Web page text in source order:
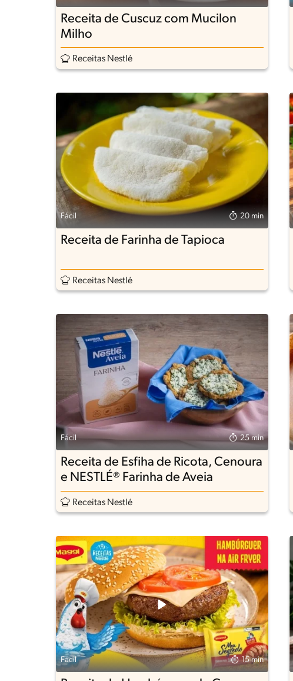
Receita de Cuscuz com Mucilon
Milho
Receitas Nestlé
Fácil 20 min
Receita de Farinha de Tapioca
Receitas Nestlé
Fácil 25 min
Receita de Esfiha de Ricota, Cenoura
e NESTLÉ® Farinha de Aveia
Receitas Nestlé
Fácil 15 min